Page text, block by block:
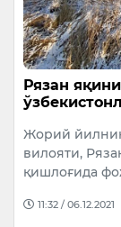
Рязан
Жорий
вилояти,
қишлоғида
11:32 / 06.12.2021